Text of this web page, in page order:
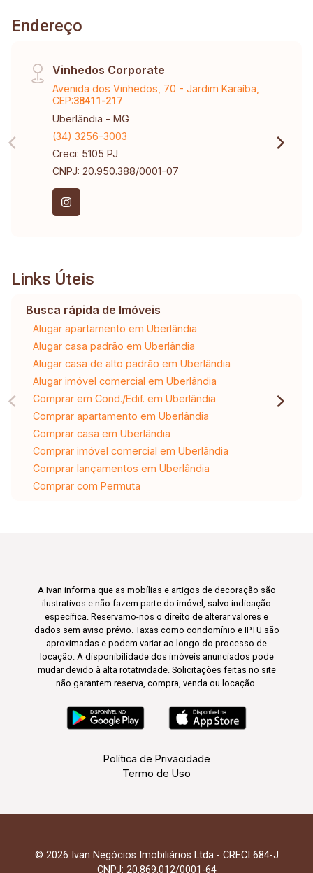
Endereço
Vinhedos Corporate
Avenida dos Vinhedos, 70 - Jardim Karaíba,
CEP:38411-217
Uberlândia - MG
(34) 3256-3003
Creci: 5105 PJ
CNPJ: 20.950.388/0001-07
Links Úteis
Busca rápida de Imóveis
Alugar apartamento em Uberlândia
Alugar casa padrão em Uberlândia
Alugar casa de alto padrão em Uberlândia
Alugar imóvel comercial em Uberlândia
Comprar em Cond./Edif. em Uberlândia
Comprar apartamento em Uberlândia
Comprar casa em Uberlândia
Comprar imóvel comercial em Uberlândia
Comprar lançamentos em Uberlândia
Comprar com Permuta
A Ivan informa que as mobílias e artigos de decoração são
ilustrativos e não fazem parte do imóvel, salvo indicação
específica. Reservamo-nos o direito de alterar valores e
dados sem aviso prévio. Taxas como condomínio e IPTU são
aproximadas e podem variar ao longo do processo de
locação. A disponibilidade dos imóveis anunciados pode
mudar devido à alta rotatividade. Solicitações feitas no site
não garantem reserva, compra, venda ou locação.
Política de Privacidade
Termo de Uso
© 2026 Ivan Negócios Imobiliários Ltda - CRECI 684-J
CNPJ: 20.869.012/0001-64